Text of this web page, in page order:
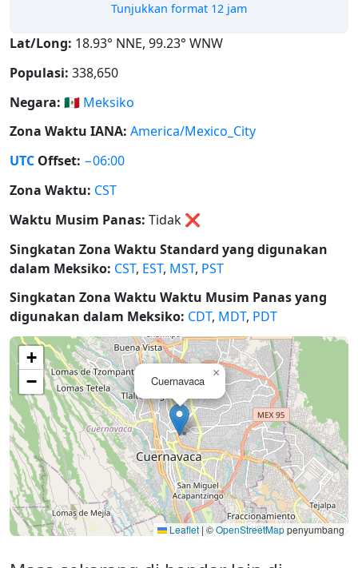
Tunjukkan format 12 jam
Lat/Long: 18.93° NNE, 99.23° WNW
Populasi: 338,650
Negara: 🇲🇽 Meksiko
Zona Waktu IANA: America/Mexico_City
UTC Offset: −06:00
Zona Waktu: CST
Waktu Musim Panas: Tidak ❌
Singkatan Zona Waktu Standard yang digunakan
dalam Meksiko: CST, EST, MST, PST
Singkatan Zona Waktu Waktu Musim Panas yang
digunakan dalam Meksiko: CDT, MDT, PDT
Cuernavaca
×
+
−
Leaflet | ©OpenStreetMappenyumbang